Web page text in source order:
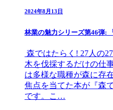
2024年8月13日
林業の魅力シリーズ第46弾:
森ではたらく! 27人の
木を伐採するだけの仕
は多様な職種が森に存
焦点を当てた本が『森
です。こ…